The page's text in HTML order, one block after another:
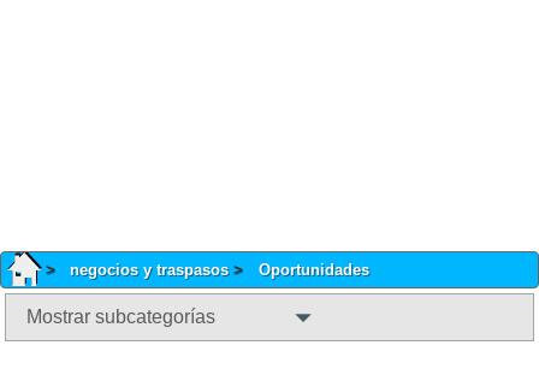
negocios y traspasos Oportunidades
Mostrar subcategorías